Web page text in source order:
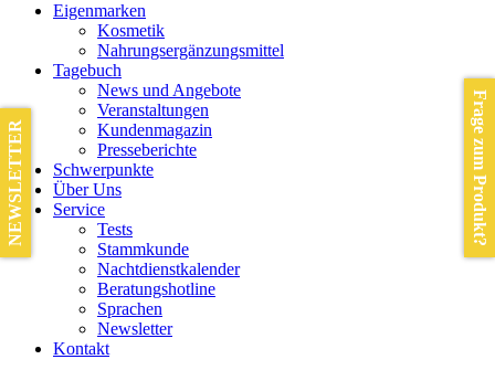
Eigenmarken
Kosmetik
Nahrungsergänzungsmittel
Tagebuch
News und Angebote
Veranstaltungen
Kundenmagazin
Presseberichte
Schwerpunkte
Über Uns
Service
Tests
Stammkunde
Nachtdienstkalender
Beratungshotline
Sprachen
Newsletter
Kontakt
Frage zum Produkt?
NEWSLETTER